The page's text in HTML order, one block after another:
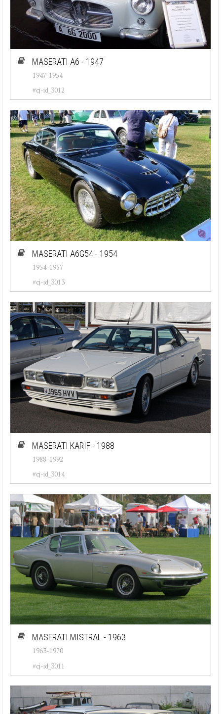
MASERATI A6 - 1947
1947-1954
#cj-id_3012
MASERATI A6G54 - 1954
1954-1957
#cj-id_3013
MASERATI KARIF - 1988
1988-1992
#cj-id_3014
MASERATI MISTRAL - 1963
1963-1970
#cj-id_3011